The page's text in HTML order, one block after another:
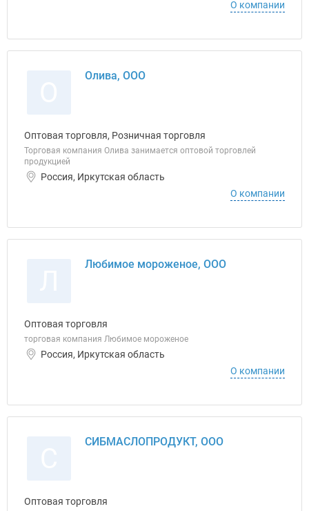
О компании
Олива, ООО
Оптовая торговля, Розничная торговля
Торговая компания Олива занимается оптовой торговлей
продукцией
Россия, Иркутская область
О компании
Любимое мороженое, ООО
Оптовая торговля
торговая компания Любимое мороженое
Россия, Иркутская область
О компании
СИБМАСЛОПРОДУКТ, ООО
Оптовая торговля